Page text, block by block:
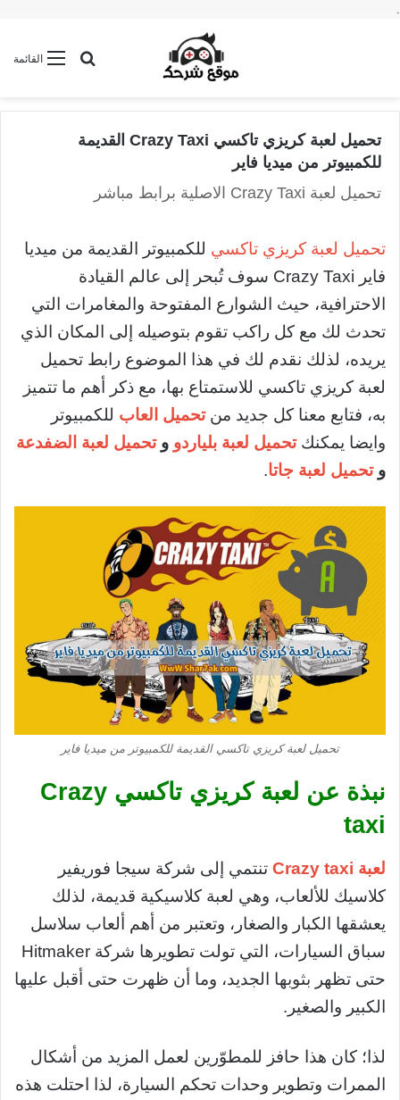
.
القائمةبحث عن
تحميل لعبة كريزي تاكسي Crazy Taxi القديمة
للكمبيوتر من ميديا فاير
تحميل لعبة Crazy Taxi الاصلية برابط مباشر
تحميل لعبة كريزي تاكسي للكمبيوتر القديمة من ميديا
فاير Crazy Taxi سوف تُبحر إلى عالم القيادة
الاحترافية، حيث الشوارع المفتوحة والمغامرات التي
تحدث لك مع كل راكب تقوم بتوصيله إلى المكان الذي
يريده، لذلك نقدم لك في هذا الموضوع رابط تحميل
لعبة كريزي تاكسي للاستمتاع بها، مع ذكر أهم ما تتميز
به، فتابع معنا كل جديد منتحميل العاب للكمبيوتر
وايضا يمكنكتحميل لعبة بلياردو وتحميل لعبة الضفدعة
وتحميل لعبة جاتا.
تحميل لعبة كريزي تاكسي القديمة للكمبيوتر من ميديا فاير
نبذة عن لعبة كريزي تاكسي Crazy
taxi
لعبة Crazy taxi
تنتمي إلى شركة سيجا فوريفير
كلاسيك للألعاب، وهي لعبة كلاسيكية قديمة، لذلك
يعشقها الكبار والصغار، وتعتبر من أهم ألعاب سلاسل
سباق السيارات، التي تولت تطويرها شركة Hitmaker
حتى تظهر بثوبها الجديد، وما أن ظهرت حتى أقبل عليها
الكبير والصغير.
لذا؛ كان هذا حافز للمطوّرين لعمل المزيد من أشكال
الممرات وتطوير وحدات تحكم السيارة، لذا احتلت هذه